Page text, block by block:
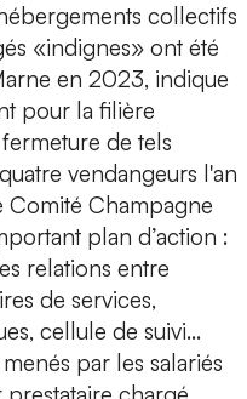
collectifs
«indignes» ont été
en 2023, indique
pour la filière
de tels
vendangeurs l'an
Comité Champagne
plan d’action :
relations entre
de services,
cellule de suivi…
par les salariés